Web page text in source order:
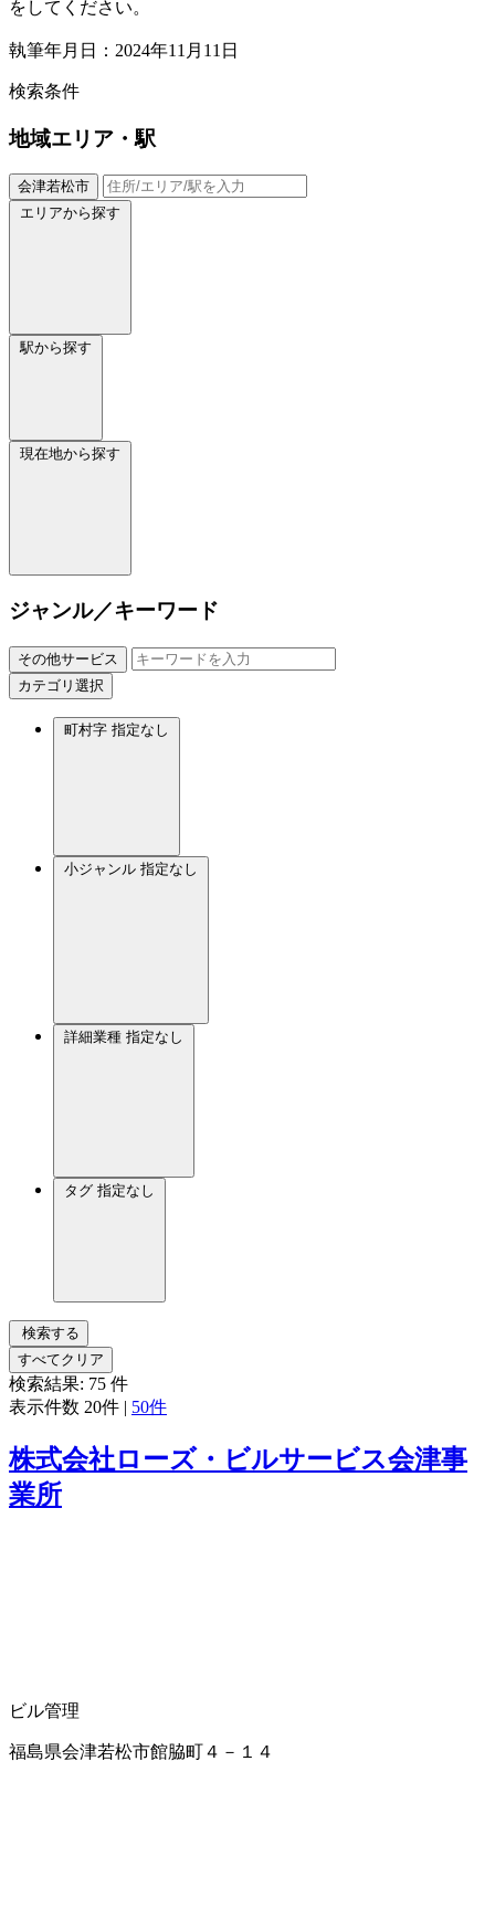
をしてください。
執筆年月日：2024年11月11日
検索条件
地域エリア・駅
会津若松市
エリアから探す
駅から探す
現在地から探す
ジャンル／キーワード
その他サービス
カテゴリ選択
町村字 指定なし
小ジャンル 指定なし
詳細業種 指定なし
タグ 指定なし
検索する
すべてクリア
検索結果: 75 件
表示件数 20件 | 50件
株式会社ローズ・ビルサービス会津事
業所
ビル管理
福島県会津若松市館脇町４－１４